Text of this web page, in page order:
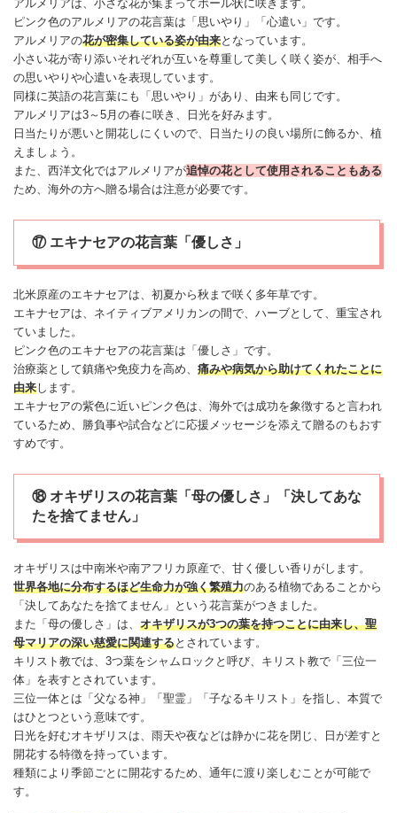
アルメリアは、小さな花が集まってボール状に咲きます。
ピンク色のアルメリアの花言葉は「思いやり」「心遣い」です。
アルメリアの花が密集している姿が由来となっています。
小さい花が寄り添いそれぞれが互いを尊重して美しく咲く姿が、相手へ
の思いやりや心遣いを表現しています。
同様に英語の花言葉にも「思いやり」があり、由来も同じです。
アルメリアは3～5月の春に咲き、日光を好みます。
日当たりが悪いと開花しにくいので、日当たりの良い場所に飾るか、植
えましょう。
また、西洋文化ではアルメリアが追悼の花として使用されることもある
ため、海外の方へ贈る場合は注意が必要です。
⑰ エキナセアの花言葉「優しさ」
北米原産のエキナセアは、初夏から秋まで咲く多年草です。
エキナセアは、ネイティブアメリカンの間で、ハーブとして、重宝され
ていました。
ピンク色のエキナセアの花言葉は「優しさ」です。
治療薬として鎮痛や免疫力を高め、 痛みや病気から助けてくれたことに
由来します。
エキナセアの紫色に近いピンク色は、海外では成功を象徴すると言われ
ているため、勝負事や試合などに応援 メッセージを添えて贈るのもおす
すめです。
⑱ オキザリスの花言葉「母の優しさ」「決してあな
たを捨てません」
オキザリスは中南米や南アフリカ原産で、甘く優しい香りがします。
世界各地に分布するほど生命力が強く繁殖力のある植物であることから
「決してあなたを捨てません」という花言葉がつきました。
また「母の優しさ」は、 オキザリスが3つの葉を持つことに由来し、聖
母マリアの深い慈愛に関連するとされています。
キリスト教では、3つ葉をシャムロックと呼び、キリスト教で「三位一
体」を表すとされています。
三位一体とは「父なる神」「聖霊」「子なるキリスト」を指し、本質で
はひとつという意味です。
日光を好むオキザリスは、雨天や夜などは静かに花を閉じ、日が差すと
開花する特徴を持っています。
種類により季節ごとに開花するため、通年に渡り楽しむことが可能で
す。